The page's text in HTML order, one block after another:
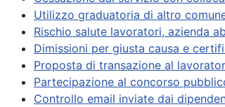
Utilizzo graduatoria di altro
Rischio salute lavoratori, azienda
Dimissioni per giusta causa e
Proposta di transazione al
Partecipazione al concorso
Controllo email inviate dai